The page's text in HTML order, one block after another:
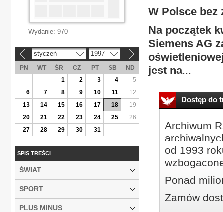
W Polsce bez
Na początek
Siemens AG
jest na...
Dostęp do
Archiwum
od 1993
Ponad
Zamów
Wydanie: 970
styczeń 1997
PN WT ŚR CZ PT SB
ND
1
2 3 4
5
6
7 8 9 10 11
12
13
14 15 16 17 18
19
20
21 22 23 24 25
26
27
28 29 30 31
SPIS TREŚCI
ŚWIAT
SPORT
PLUS MINUS